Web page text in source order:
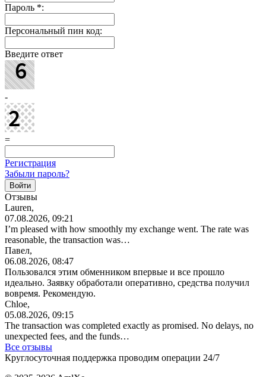
Пароль *:
Персональный пин код:
Введите ответ
-
=
Регистрация
Забыли пароль?
Отзывы
Lauren,
07.08.2026, 09:21
I’m pleased with how smoothly my exchange went. The rate was
reasonable, the transaction was…
Павел,
06.08.2026, 08:47
Пользовался этим обменником впервые и все прошло
идеально. Заявку обработали оперативно, средства получил
вовремя. Рекомендую.
Chloe,
05.08.2026, 09:15
The transaction was completed exactly as promised. No delays, no
unexpected fees, and the funds…
Все отзывы
Круглосуточная поддержка проводим операции 24/7